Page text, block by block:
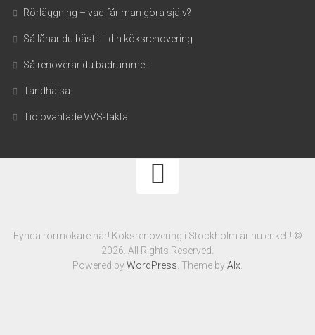
Rörläggning – vad får man göra själv?
Så lånar du bäst till din köksrenovering
Så renoverar du badrummet
Tandhälsa
Tio oväntade VVS-fakta
Fynda rörmokare här! Köksrenovering i Stockholm är nu enkelt! ©
2026. All Rights Reserved.
Powered byWordPress . Theme byAlx